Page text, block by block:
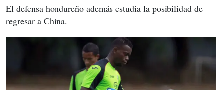
El defensa hondureño además estudia la posibilidad de
regresar a China.